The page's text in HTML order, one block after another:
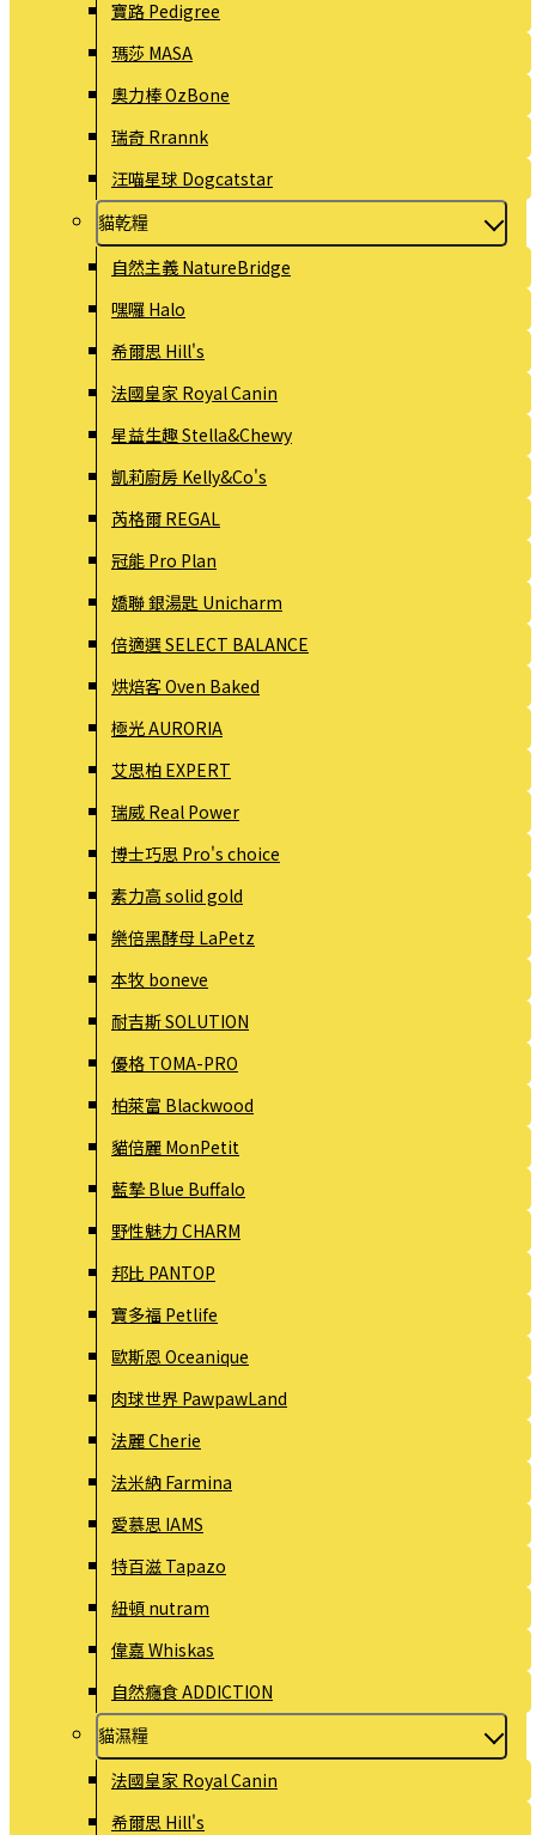
寶路 Pedigree
瑪莎 MASA
奧力棒 OzBone
瑞奇 Rrannk
汪喵星球 Dogcatstar
貓乾糧
自然主義 NatureBridge
嘿囉 Halo
希爾思 Hill's
法國皇家 Royal Canin
星益生趣 Stella&Chewy
凱莉廚房 Kelly&Co's
芮格爾 REGAL
冠能 Pro Plan
嬌聯 銀湯匙 Unicharm
倍適選 SELECT BALANCE
烘焙客 Oven Baked
極光 AURORIA
艾思柏 EXPERT
瑞威 Real Power
博士巧思 Pro's choice
素力高 solid gold
樂倍黑酵母 LaPetz
本牧 boneve
耐吉斯 SOLUTION
優格 TOMA-PRO
柏萊富 Blackwood
貓倍麗 MonPetit
藍摯 Blue Buffalo
野性魅力 CHARM
邦比 PANTOP
寶多福 Petlife
歐斯恩 Oceanique
肉球世界 PawpawLand
法麗 Cherie
法米納 Farmina
愛慕思 IAMS
特百滋 Tapazo
紐頓 nutram
偉嘉 Whiskas
自然癮食 ADDICTION
貓濕糧
法國皇家 Royal Canin
希爾思 Hill's